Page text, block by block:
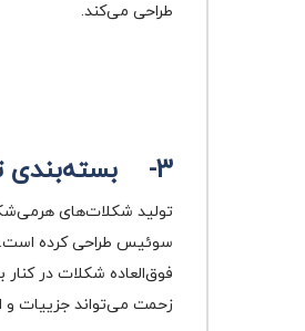
طراحی می‌کند.
3- بسته‌بندی
تولید شکلات‌های
سوئیس طراحی کرده است.
فوق‌العاده شکلات در
زحمت می‌تواند جزییات و